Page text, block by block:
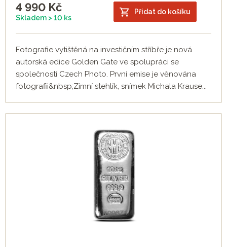
4 990 Kč
Skladem > 10 ks
Přidat do košíku
Fotografie vytištěná na investičním stříbře je nová
autorská edice Golden Gate ve spolupráci se
společností Czech Photo. První emise je věnována
fotografii&nbsp;Zimní stehlík, snímek Michala Krause...